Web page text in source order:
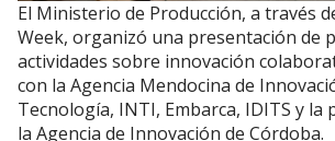
El Ministerio de Producción, a través
Week, organizó una presentación de
actividades sobre innovación
con la Agencia Mendocina de
Tecnología, INTI, Embarca, IDITS y la
la Agencia de Innovación de Córdoba.